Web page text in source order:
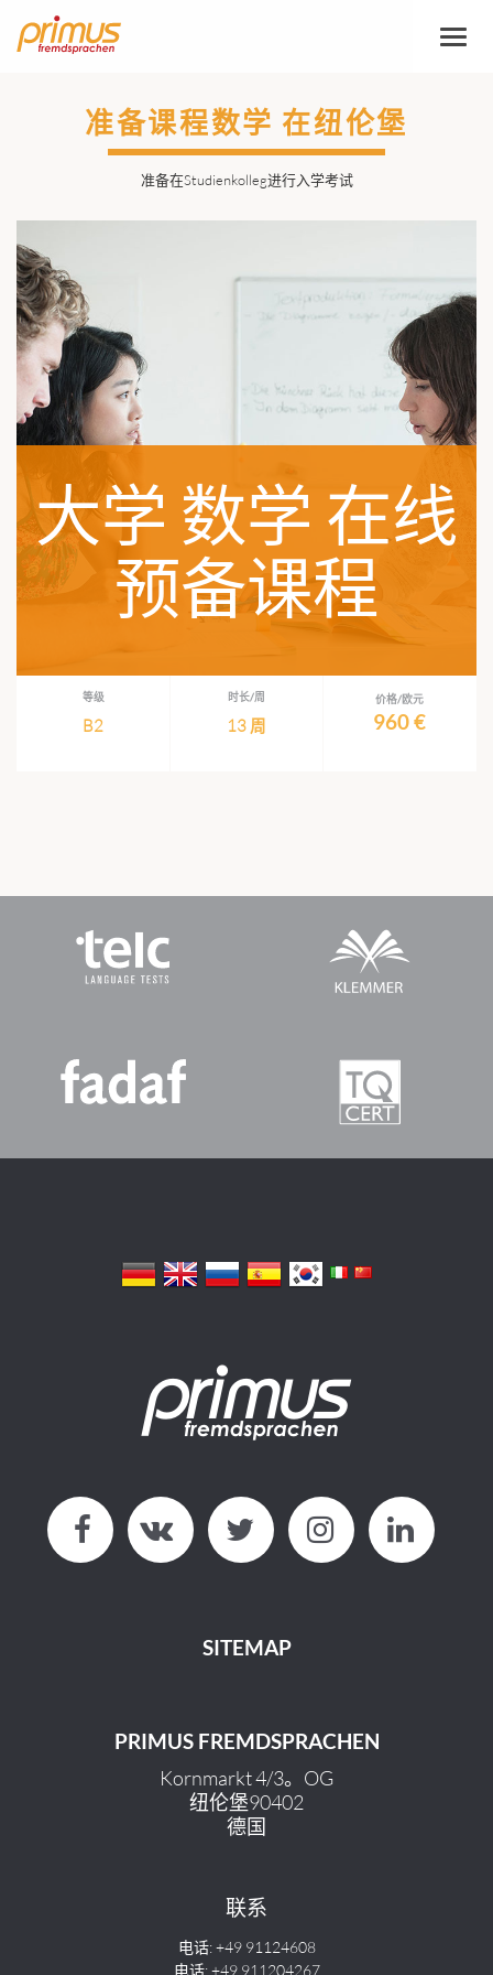
切
准备课程数学 在纽伦堡
准备在Studienkolleg进行入学考试
大学 数学 在线
预备课程
等级
B2
时长/周
13 周
价格/欧元
960 €
SITEMAP
PRIMUS FREMDSPRACHEN
Kornmarkt 4/3。OG
纽伦堡90402
德国
联系
电话: +49 91124608
电话: +49 911204267